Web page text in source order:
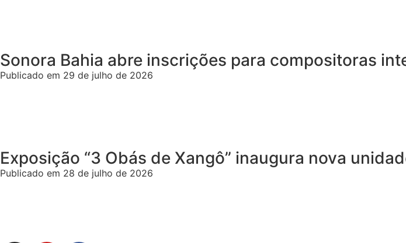
Sonora Bahia abre inscrições para compositoras
Publicado em 29 de julho de 2026
Exposição “3 Obás de Xangô” inaugura nova
Publicado em 28 de julho de 2026